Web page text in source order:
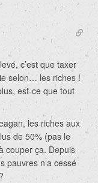
c’est que taxer
selon… les riches !
est-ce que tout
les riches aux
de 50% (pas le
couper ça. Depuis
pauvres n’a cessé